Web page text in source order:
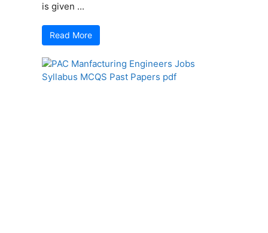
is given ...
Read More